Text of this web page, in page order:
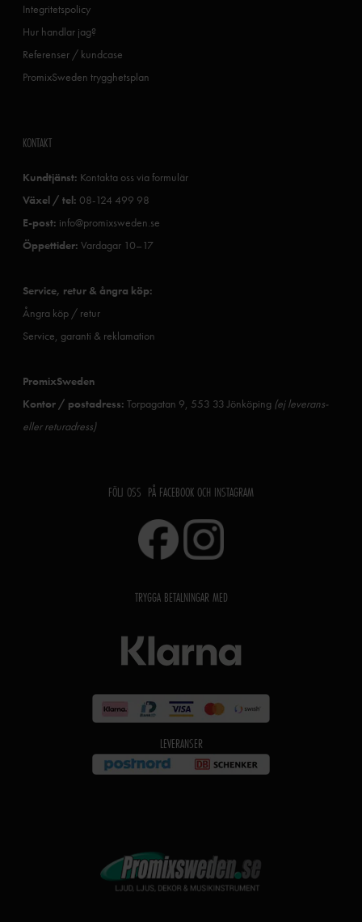
Integritetspolicy
Hur handlar jag?
Referenser / kundcase
PromixSweden trygghetsplan
KONTAKT
Kundtjänst: Kontakta oss via formulär
Växel / tel: 08-124 499 98
E-post: info@promixsweden.se
Öppettider: Vardagar 10–17
Service, retur & ångra köp:
Ångra köp / retur
Service, garanti & reklamation
PromixSweden
Kontor / postadress: Torpagatan 9, 553 33 Jönköping (ej leverans-
eller returadress)
FÖLJ OSS PÅ FACEBOOK OCH INSTAGRAM
TRYGGA BETALNINGAR MED
LEVERANSER